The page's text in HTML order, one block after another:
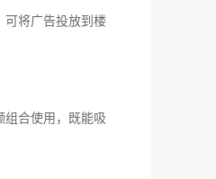
可将广告投放到楼
组合使用，既能吸